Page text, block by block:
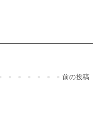
前の投稿